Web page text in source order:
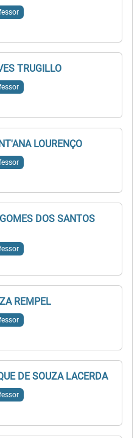
TRUGILLO
LOURENÇO
DOS SANTOS
REMPEL
DE SOUZA LACERDA